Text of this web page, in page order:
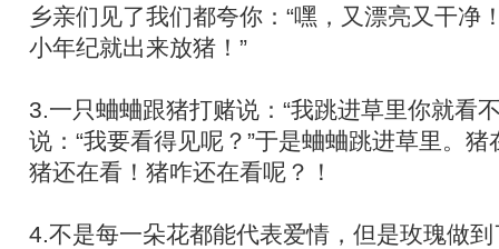
乡亲们见了我们都夸你：“嘿，又漂亮又干净
小年纪就出来放猪！”
3.一只蛐蛐跟猪打赌说：“我跳进草里你就看
说：“我要看得见呢？”于是蛐蛐跳进草里。
猪还在看！猪咋还在看呢？！
4.不是每一朵花都能代表爱情，但是玫瑰做